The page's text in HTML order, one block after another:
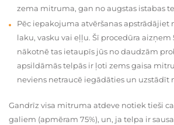
zema mitruma, gan no augstas istabas
Pēc iepakojuma atvēršanas apstrādājiet
laku, vasku vai eļļu. Šī procedūra aizņem
nākotnē tas ietaupīs jūs no daudzām
apsildāmās telpās ir ļoti zems gaisa
neviens netraucē iegādāties un uzstādīt
Gandrīz visa mitruma atdeve notiek tieši
galiem (apmēram 75%), un, ja telpa ir